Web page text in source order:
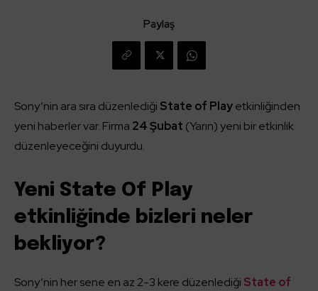
Paylaş
Sony’nin ara sıra düzenlediği State of Playetkinliğinden
yeni haberler var. Firma 24 Şubat (Yarın) yeni bir etkinlik
düzenleyeceğini duyurdu.
Yeni State Of Play
etkinliğinde bizleri neler
bekliyor?
Sony’nin her sene en az 2-3 kere düzenlediği State of